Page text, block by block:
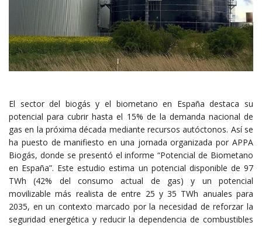
El sector del biogás y el biometano en España destaca su
potencial para cubrir hasta el 15% de la demanda nacional de
gas en la próxima década mediante recursos autóctonos. Así se
ha puesto de manifiesto en una jornada organizada por APPA
Biogás, donde se presentó el informe “Potencial de Biometano
en España”. Este estudio estima un potencial disponible de 97
TWh (42% del consumo actual de gas) y un potencial
movilizable más realista de entre 25 y 35 TWh anuales para
2035, en un contexto marcado por la necesidad de reforzar la
seguridad energética y reducir la dependencia de combustibles